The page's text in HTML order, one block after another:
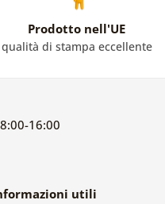
Prodotto nell'UE
qualità di stampa eccellente
16:00
utili